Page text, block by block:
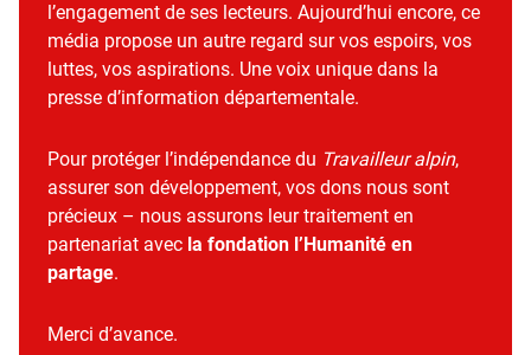
l’engagement de ses lecteurs. Aujourd’hui encore, ce
média propose un autre regard sur vos espoirs, vos
luttes, vos aspirations. Une voix unique dans la
presse d’information départementale.
Pour protéger l’indépendance du Travailleur alpin,
assurer son développement, vos dons nous sont
précieux – nous assurons leur traitement en
partenariat avec la fondation l’Humanité en
partage.
Merci d’avance.